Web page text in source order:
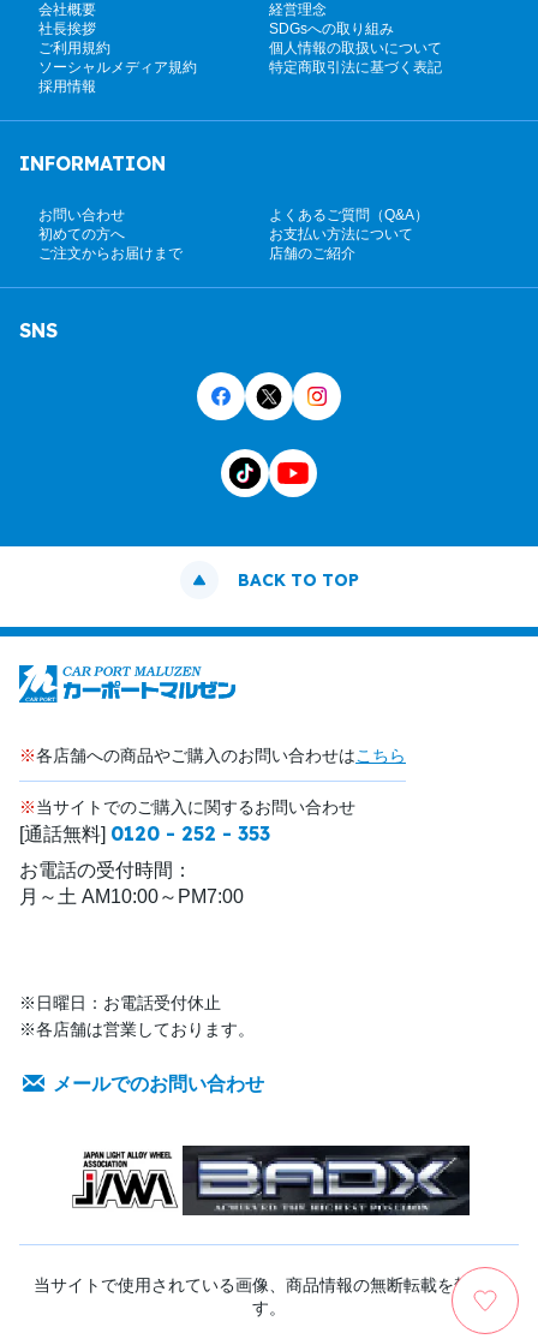
会社概要
経営理念
社長挨拶
SDGsへの取り組み
ご利用規約
個人情報の取扱いについて
ソーシャルメディア規約
特定商取引法に基づく表記
採用情報
INFORMATION
お問い合わせ
よくあるご質問（Q&A）
初めての方へ
お支払い方法について
ご注文からお届けまで
店舗のご紹介
SNS
BACK TO TOP
※各店舗への商品やご購入のお問い合わせはこちら
※当サイトでのご購入に関するお問い合わせ
[通話無料] 0120 - 252 - 353
お電話の受付時間：
月～土 AM10:00～PM7:00
※日曜日：お電話受付休止
※各店舗は営業しております。
メールでのお問い合わせ
当サイトで使用されている画像、商品情報の無断転載を禁じま
す。